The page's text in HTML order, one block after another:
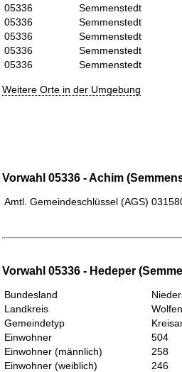
05336
Semmenstedt
05336
Semmenstedt
05336
Semmenstedt
05336
Semmenstedt
05336
Semmenstedt
Weitere Orte in der Umgebung
Vorwahl 05336 - Achim
Amtl. Gemeindeschlüssel (AGS)
Vorwahl 05336 - Hedeper
Bundesland
Landkreis
Gemeindetyp
Einwohner
504
Einwohner (männlich)
258
Einwohner (weiblich)
246